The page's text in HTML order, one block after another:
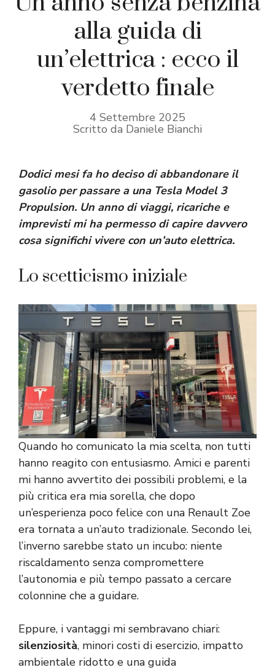
alla guida di
un’elettrica : ecco il
verdetto finale
4 Settembre 2025
Scritto da Daniele Bianchi
Dodici mesi fa ho deciso di abbandonare il
gasolio per passare a una Tesla Model 3
Propulsion. Un anno di viaggi, ricariche e
imprevisti mi ha permesso di capire davvero
cosa significhi vivere con un’auto elettrica.
Lo scetticismo iniziale
Quando ho comunicato la mia scelta, non tutti
hanno reagito con entusiasmo. Amici e parenti
mi hanno avvertito dei possibili problemi, e la
più critica era mia sorella, che dopo
un’esperienza poco felice con una Renault Zoe
era tornata a un’auto tradizionale. Secondo lei,
l’inverno sarebbe stato un incubo: niente
riscaldamento senza compromettere
l’autonomia e più tempo passato a cercare
colonnine che a guidare.
Eppure, i vantaggi mi sembravano chiari:
silenziosità, minori costi di esercizio, impatto
ambientale ridotto e una guida